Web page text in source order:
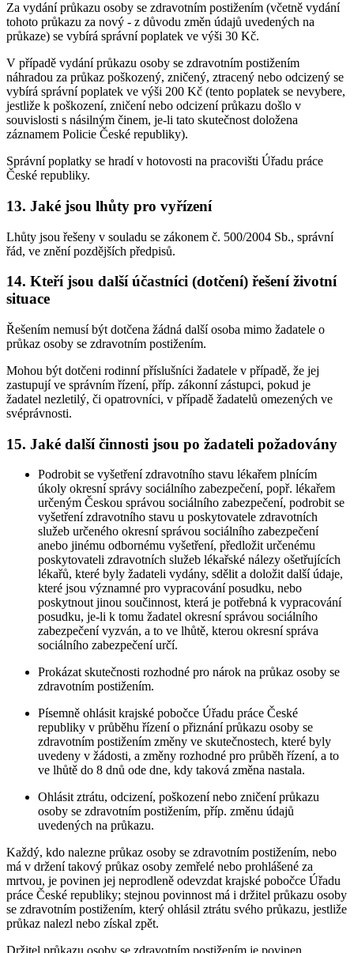
Za vydání průkazu osoby se zdravotním postižením (včetně vydání
tohoto průkazu za nový - z důvodu změn údajů uvedených na
průkaze) se vybírá správní poplatek ve výši 30 Kč.
V případě vydání průkazu osoby se zdravotním postižením
náhradou za průkaz poškozený, zničený, ztracený nebo odcizený se
vybírá správní poplatek ve výši 200 Kč (tento poplatek se nevybere,
jestliže k poškození, zničení nebo odcizení průkazu došlo v
souvislosti s násilným činem, je-li tato skutečnost doložena
záznamem Policie České republiky).
Správní poplatky se hradí v hotovosti na pracovišti Úřadu práce
České republiky.
13. Jaké jsou lhůty pro vyřízení
Lhůty jsou řešeny v souladu se zákonem č. 500/2004 Sb., správní
řád, ve znění pozdějších předpisů.
14. Kteří jsou další účastníci (dotčení) řešení životní
situace
Řešením nemusí být dotčena žádná další osoba mimo žadatele o
průkaz osoby se zdravotním postižením.
Mohou být dotčeni rodinní příslušníci žadatele v případě, že jej
zastupují ve správním řízení, příp. zákonní zástupci, pokud je
žadatel nezletilý, či opatrovníci, v případě žadatelů omezených ve
svéprávnosti.
15. Jaké další činnosti jsou po žadateli požadovány
Podrobit se vyšetření zdravotního stavu lékařem plnícím
úkoly okresní správy sociálního zabezpečení, popř. lékařem
určeným Českou správou sociálního zabezpečení, podrobit se
vyšetření zdravotního stavu u poskytovatele zdravotních
služeb určeného okresní správou sociálního zabezpečení
anebo jinému odbornému vyšetření, předložit určenému
poskytovateli zdravotních služeb lékařské nálezy ošetřujících
lékařů, které byly žadateli vydány, sdělit a doložit další údaje,
které jsou významné pro vypracování posudku, nebo
poskytnout jinou součinnost, která je potřebná k vypracování
posudku, je-li k tomu žadatel okresní správou sociálního
zabezpečení vyzván, a to ve lhůtě, kterou okresní správa
sociálního zabezpečení určí.
Prokázat skutečnosti rozhodné pro nárok na průkaz osoby se
zdravotním postižením.
Písemně ohlásit krajské pobočce Úřadu práce České
republiky v průběhu řízení o přiznání průkazu osoby se
zdravotním postižením změny ve skutečnostech, které byly
uvedeny v žádosti, a změny rozhodné pro průběh řízení, a to
ve lhůtě do 8 dnů ode dne, kdy taková změna nastala.
Ohlásit ztrátu, odcizení, poškození nebo zničení průkazu
osoby se zdravotním postižením, příp. změnu údajů
uvedených na průkazu.
Každý, kdo nalezne průkaz osoby se zdravotním postižením, nebo
má v držení takový průkaz osoby zemřelé nebo prohlášené za
mrtvou, je povinen jej neprodleně odevzdat krajské pobočce Úřadu
práce České republiky; stejnou povinnost má i držitel průkazu osoby
se zdravotním postižením, který ohlásil ztrátu svého průkazu, jestliže
průkaz nalezl nebo získal zpět.